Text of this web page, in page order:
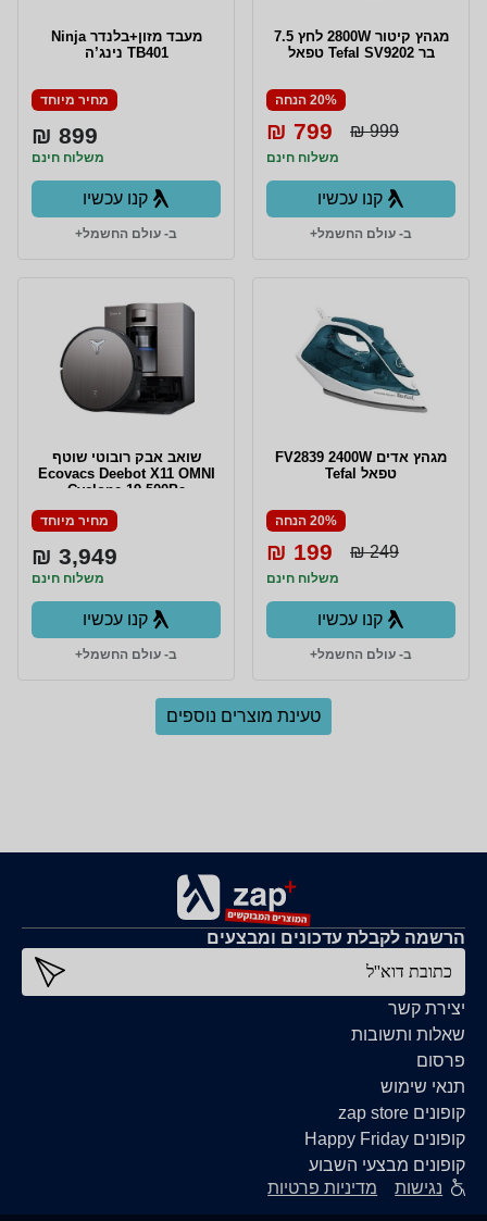
מגהץ קיטור 2800W לחץ 7.5
בר Tefal SV9202 טפאל
20% הנחה
999 ₪
799 ₪
משלוח חינם
קנו עכשיו
ב- עולם החשמל+
מעבד מזון+בלנדר Ninja
TB401 נינג’ה
מחיר מיוחד
899 ₪
משלוח חינם
קנו עכשיו
ב- עולם החשמל+
מגהץ אדים FV2839 2400W
טפאל Tefal
20% הנחה
249 ₪
199 ₪
משלוח חינם
קנו עכשיו
ב- עולם החשמל+
שואב אבק רובוטי שוטף
Ecovacs Deebot X11 OMNI
Cyclone 19.500Pa
מחיר מיוחד
3,949 ₪
משלוח חינם
קנו עכשיו
ב- עולם החשמל+
טעינת מוצרים נוספים
יצירת קשר
שאלות ותשובות
פרסום
תנאי שימוש
קופונים zap store
קופונים Happy Friday
קופונים מבצעי השבוע
הרשמה לקבלת עדכונים ומבצעים
כתובת דוא''ל
נגישות מדיניות פרטיות